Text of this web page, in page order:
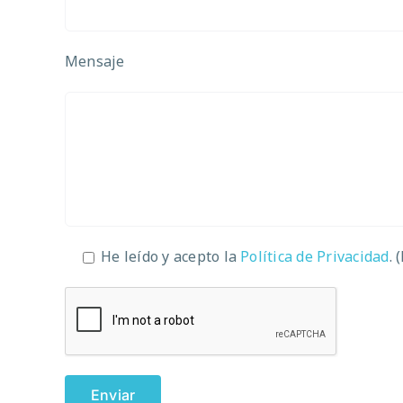
Mensaje
He leído y acepto la Política de Privacidad.